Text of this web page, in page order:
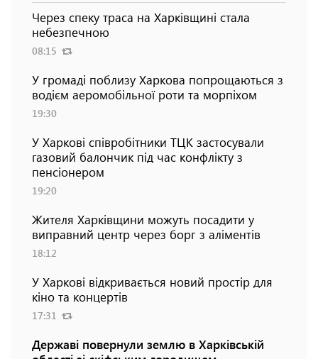
Через спеку траса на Харківщині стала
небезпечною
08:15
У громаді поблизу Харкова попрощаються з
водієм аеромобільної роти та морпіхом
19:30
У Харкові співробітники ТЦК застосували
газовий балончик під час конфлікту з
пенсіонером
19:20
Жителя Харківщини можуть посадити у
виправний центр через борг з аліментів
18:12
У Харкові відкривається новий простір для
кіно та концертів
17:31
Державі повернули землю в Харківській